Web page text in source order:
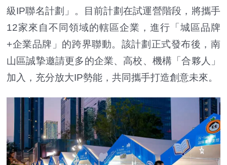
級IP聯名計劃」。目前計劃在試運營階段，將攜手
12家來自不同領域的轄區企業，進行「城區品牌
+企業品牌」的跨界聯動。該計劃正式發布後，南
山區誠摯邀請更多的企業、高校、機構「合夥人」
加入，充分放大IP勢能，共同攜手打造創意未來。